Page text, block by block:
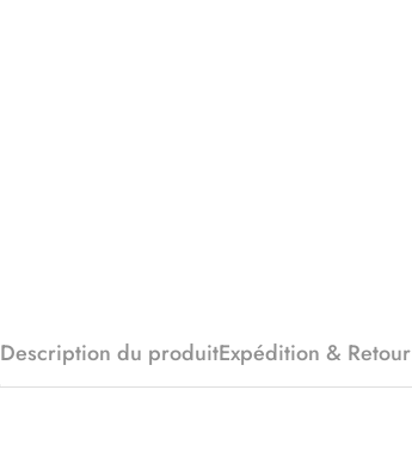
Description du produitExpédition & Retour